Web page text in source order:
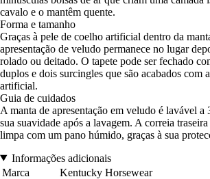
cavalo e o mantêm quente.
Forma e tamanho
Graças à pele de coelho artificial dentro da
apresentação de veludo permanece no lugar
rolado ou deitado. O tapete pode ser fechado
duplos e dois surcingles que são acabados com
artificial.
Guia de cuidados
A manta de apresentação em veludo é lavável a
sua suavidade após a lavagem. A correia
limpa com um pano húmido, graças à sua
Informações adicionais
Marca
Kentucky Horsewear